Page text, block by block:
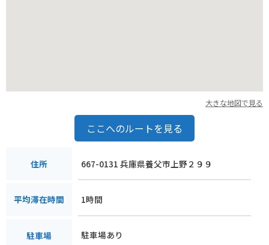
大きな地図で見る
ここへのルートを見る
住所 667-0131 兵庫県養父市上野２９９
平均滞在時間 1時間
駐車場 駐車場あり